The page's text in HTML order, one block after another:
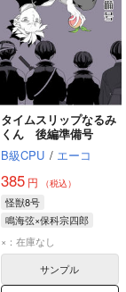
タイムスリップなるみ
くん 後編準備号
B級CPU / エーコ
385 円 （税込）
怪獣8号
鳴海弦×保科宗四郎
鳴海弦
保科宗四郎
×：在庫なし
サンプル